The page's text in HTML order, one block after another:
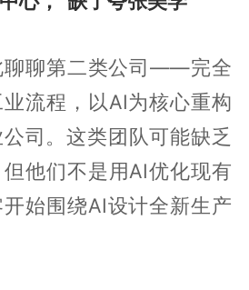
聊聊第二类公司——完全
流程，以AI为核心重构
司。这类团队可能缺乏
他们不是用AI优化现有
始围绕AI设计全新生产